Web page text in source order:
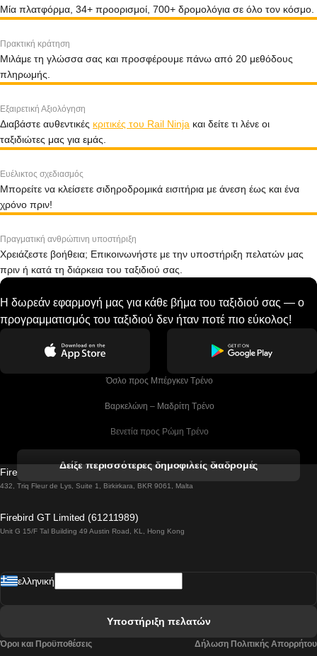
Μία πλατφόρμα, 34+ προορισμοί, 700+ δρομολόγια σε όλο τον κόσμο.
Πρακτική κράτηση
Μιλάμε τη γλώσσα σας και προσφέρουμε πάνω από 20 μεθόδους
πληρωμής.
Εξαιρετική Αξιολόγηση
Διαβάστε αυθεντικές κριτικές του Rail Ninja και δείτε τι λένε οι
ταξιδιώτες μας για εμάς.
Ευέλικτος σχεδιασμός
Μπορείτε να κλείσετε σιδηροδρομικά εισιτήρια με άνεση έως και ένα
χρόνο πριν!
Πραγματική ανθρώπινη υποστήριξη
Χρειάζεστε βοήθεια; Επικοινωνήστε με την υποστήριξη πελατών μας
πριν ή κατά τη διάρκεια του ταξιδιού σας.
Η δωρεάν εφαρμογή μας για κάθε βήμα του ταξιδιού σας — ο
προγραμματισμός του ταξιδιού δεν ήταν ποτέ πιο εύκολος!
Όσλο προς Μπέργκεν Tρένο
Βαρκελώνη – Μαδρίτη Tρένο
Βενετία προς Ρώμη Τρένο
Βιέννη προς Σάλτσμπουργκ Τρένα
Βουδαπέστη προς Πράγα Tρένο
Δείξε περισσότερες δημοφιλείς διαδρομές
Firebird GT Limited (OC 1451)
432, Triq Fleur de Lys, Suite 1, Birkirkara, BKR 9061, Malta
Firebird GT Limited (61211989)
Unit G 15/F Tal Building 49 Austin Road, KL, Hong Kong
ελληνική
Υποστήριξη πελατών
Όροι και Προϋποθέσεις Δήλωση Πολιτικής Απορρήτου